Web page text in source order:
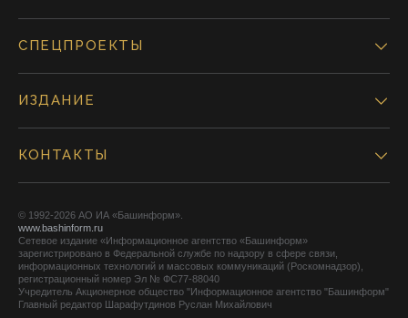
СПЕЦПРОЕКТЫ
ИЗДАНИЕ
КОНТАКТЫ
© 1992-2026 АО ИА «Башинформ».
www.bashinform.ru
Сетевое издание «Информационное агентство «Башинформ»
зарегистрировано в Федеральной службе по надзору в сфере связи,
информационных технологий и массовых коммуникаций (Роскомнадзор),
регистрационный номер Эл № ФС77-88040
Учредитель Акционерное общество "Информационное агентство "Башинформ"
Главный редактор Шарафутдинов Руслан Михайлович